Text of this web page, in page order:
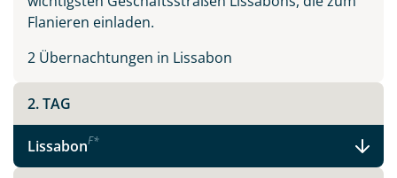
Flanieren einladen.
2 Übernachtungen in Lissabon
2. TAG
LissabonF*